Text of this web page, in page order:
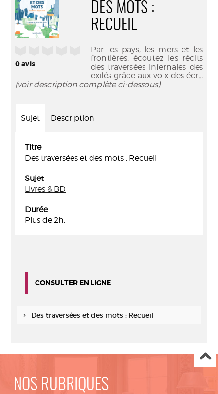
0avis
DES MOTS :
RECUEIL
Par les pays, les mers et les
frontières, écoutez les récits
des traversées infernales des
exilés grâce aux voix des écr...
(voir description complète ci-dessous)
Sujet Description
Titre
Des traversées et des mots : Recueil
Sujet
Livres & BD
Durée
Plus de 2h.
CONSULTER EN LIGNE
Des traversées et des mots : Recueil
NOS RUBRIQUES